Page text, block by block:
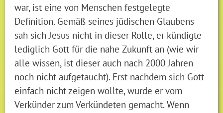
war, ist eine von Menschen festgelegte
Definition. Gemäß seines jüdischen Glaubens
sah sich Jesus nicht in dieser Rolle, er kündigte
lediglich Gott für die nahe Zukunft an (wie wir
alle wissen, ist dieser auch nach 2000 Jahren
noch nicht aufgetaucht). Erst nachdem sich Gott
einfach nicht zeigen wollte, wurde er vom
Verkünder zum Verkündeten gemacht. Wenn